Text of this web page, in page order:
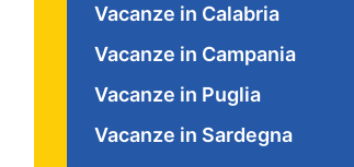
Vacanze in Calabria
Vacanze in Campania
Vacanze in Puglia
Vacanze in Sardegna